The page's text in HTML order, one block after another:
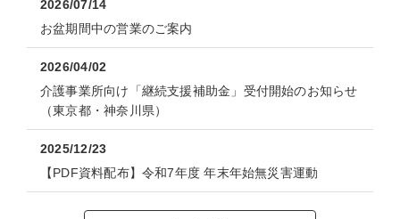
2026/07/14
お盆期間中の営業のご案内
2026/04/02
介護事業所向け「継続支援補助金」受付開始のお知らせ
（東京都・神奈川県）
2025/12/23
【PDF資料配布】令和7年度 年末年始無災害運動